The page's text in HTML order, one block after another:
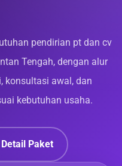
pendirian pt dan cv
Tengah, dengan alur
konsultasi awal, dan
kebutuhan usaha.
Paket